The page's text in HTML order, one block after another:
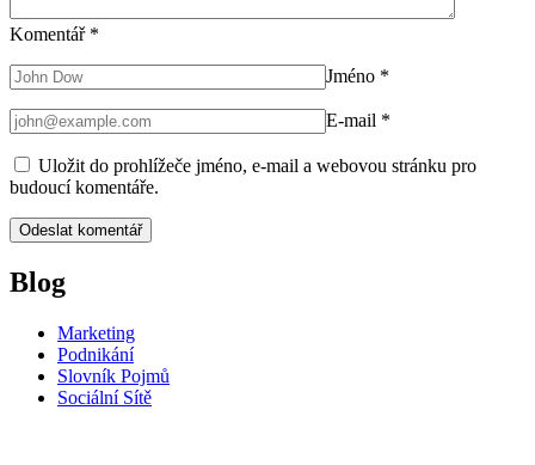
Komentář *
Jméno *
E-mail *
Uložit do prohlížeče jméno, e-mail a webovou stránku pro
budoucí komentáře.
Blog
Marketing
Podnikání
Slovník Pojmů
Sociální Sítě